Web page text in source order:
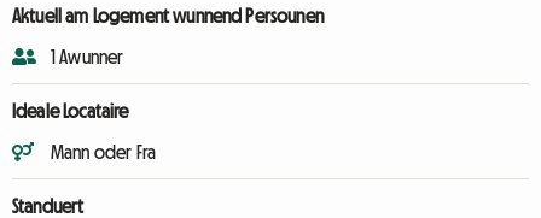
Aktuell am Logement wunnend Persounen
1 Awunner
Ideale Locataire
Mann oder Fra
Standuert